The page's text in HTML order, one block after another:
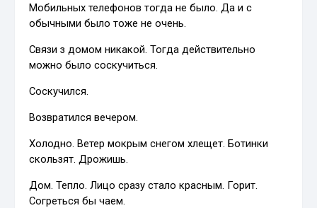
Мобильных телефонов тогда не было. Да и с
обычными было тоже не очень.
Связи з домом никакой. Тогда действительно
можно было соскучиться.
Соскучился.
Возвратился вечером.
Холодно. Ветер мокрым снегом хлещет. Ботинки
скользят. Дрожишь.
Дом. Тепло. Лицо сразу стало красным. Горит.
Согреться бы чаем.